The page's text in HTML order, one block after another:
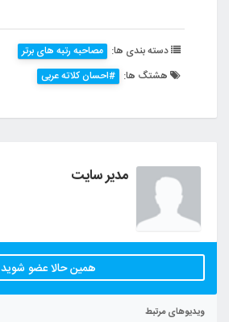
دسته بندی ها: مصاحبه رتبه های برتر
هشتگ ها: #احسان کلاته عربی
مدیر سایت
همین حالا عضو شوید
ویدیوهای مرتبط